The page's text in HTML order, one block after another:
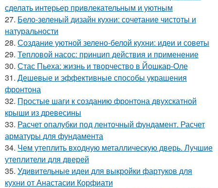
сделать интерьер привлекательным и уютным
27. Бело-зеленый дизайн кухни: сочетание чистоты и
натуральности
28. Создание уютной зелено-белой кухни: идеи и советы
29. Тепловой насос: принцип действия и применение
30. Стас Пьеха: жизнь и творчество в Йошкар-Оле
31. Дешевые и эффективные способы украшения
фронтона
32. Простые шаги к созданию фронтона двухскатной
крыши из древесины
33. Расчет опалубки под ленточный фундамент. Расчет
арматуры для фундамента
34. Чем утеплить входную металлическую дверь. Лучшие
утеплители для дверей
35. Удивительные идеи для выкройки фартуков для
кухни от Анастасии Корфиати